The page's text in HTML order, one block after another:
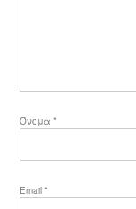
Όνομα *
Email *